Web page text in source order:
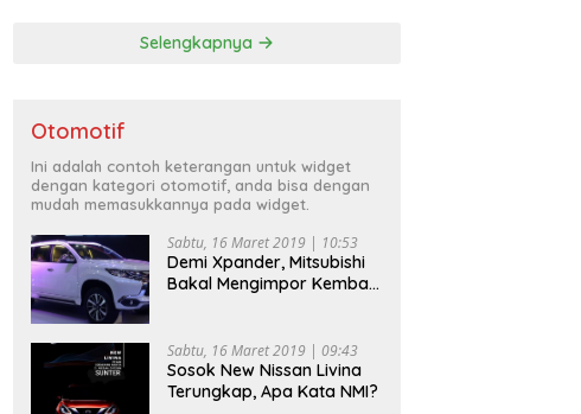
Selengkapnya
Otomotif
Ini adalah contoh keterangan untuk widget
dengan kategori otomotif, anda bisa dengan
mudah memasukkannya pada widget.
Sabtu, 16 Maret 2019 | 10:53
Demi Xpander, Mitsubishi
Bakal Mengimpor Kembali
Sabtu, 16 Maret 2019 | 09:43
Sosok New Nissan Livina
Terungkap, Apa Kata NMI?